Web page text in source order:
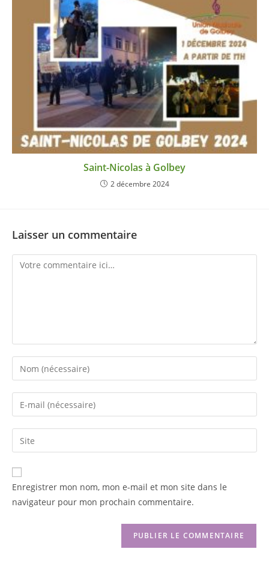
Saint-Nicolas à Golbey
2 décembre 2024
Laisser un commentaire
Enregistrer mon nom, mon e-mail et mon site dans le
navigateur pour mon prochain commentaire.